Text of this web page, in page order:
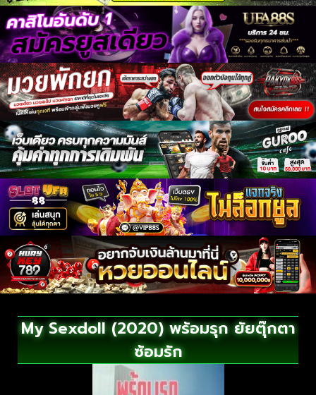
My Sexdoll (2020) พร้อมรุก ยัยตุ๊กตา
ซ้อมรัก